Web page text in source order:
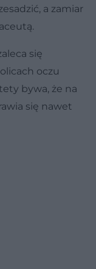
a zamiar
się
oczu
bywa, że na
się nawet